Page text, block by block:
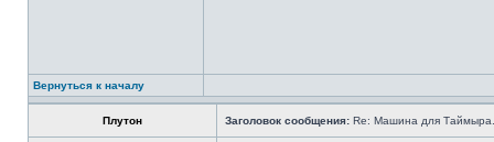
Вернуться к началу
Плутон Заголовок сообщения: Re: Машина для Таймыра.